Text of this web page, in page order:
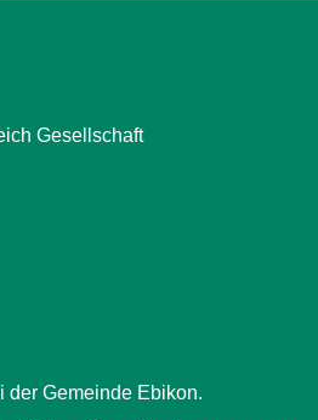
Gesellschaft
der Gemeinde Ebikon.